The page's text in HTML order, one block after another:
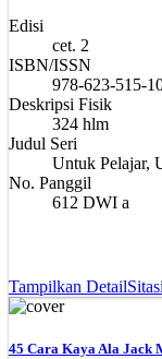
Edisi
cet. 2
ISBN/ISSN
978-623-515-
Deskripsi Fisik
324 hlm
Judul Seri
Untuk Pelajar,
No. Panggil
612 DWI a
Tampilkan DetailSitasi
45 Cara Kaya Ala Jack